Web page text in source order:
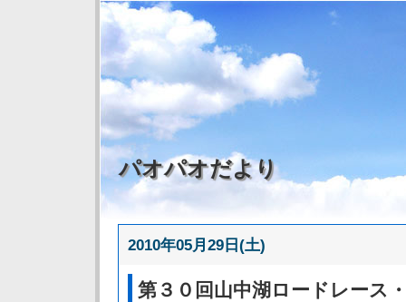
パオパオだより
2010年05月29日(土)
第３０回山中湖ロードレース